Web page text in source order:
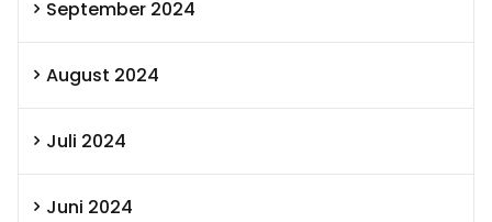
September 2024
August 2024
Juli 2024
Juni 2024